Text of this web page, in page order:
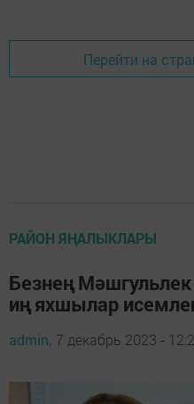
Перейти на
РАЙОН ЯҢАЛЫКЛАРЫ
Безнең Мәшгульлек
иң яхшылар
admin, 7 декабрь 2023 -